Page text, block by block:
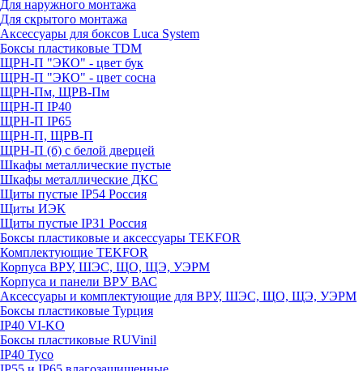
Для наружного монтажа
Для скрытого монтажа
Аксессуары для боксов Luca System
Боксы пластиковые TDM
ЩРН-П "ЭКО" - цвет бук
ЩРН-П "ЭКО" - цвет сосна
ЩРН-Пм, ЩРВ-Пм
ЩРН-П IP40
ЩРН-П IP65
ЩРН-П, ЩРВ-П
ЩРН-П (б) с белой дверцей
Шкафы металлические пустые
Шкафы металлические ДКС
Щиты пустые IP54 Россия
Щиты ИЭК
Щиты пустые IP31 Россия
Боксы пластиковые и аксессуары TEKFOR
Комплектующие TEKFOR
Корпуса ВРУ, ШЭС, ЩО, ЩЭ, УЭРМ
Корпуса и панели ВРУ ВАС
Аксессуары и комплектующие для ВРУ, ШЭС, ЩО, ЩЭ, УЭРМ
Боксы пластиковые Турция
IP40 VI-KO
Боксы пластиковые RUVinil
IP40 Тусо